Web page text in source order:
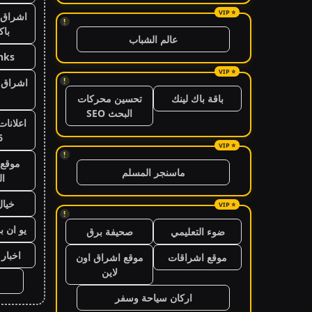
!
عالم الشباب
!
باقة باك لينك
تحسين محركات
البحث SEO
!
ماسنجر المسلم
!
ضوء التعليمي
صحيفة برق
موقع اشراقات
موقع اشراق اون
لاين
اركان سياحة وسفر
اشراق
يو ان
اخبار 24